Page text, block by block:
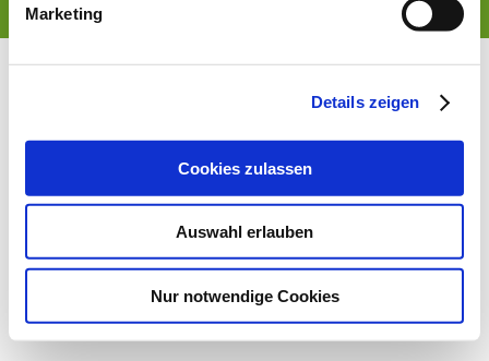
Marketing
Details zeigen
Cookies zulassen
Auswahl erlauben
Nur notwendige Cookies